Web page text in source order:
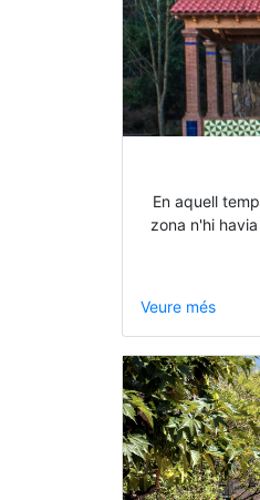
En aquell
zona n'hi
Veure més